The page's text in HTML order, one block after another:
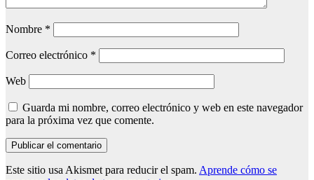
Nombre *
Correo electrónico *
Web
Guarda mi nombre, correo electrónico y web en este navegador
para la próxima vez que comente.
Este sitio usa Akismet para reducir el spam. Aprende cómo se